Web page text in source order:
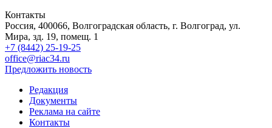
Контакты
Россия, 400066, Волгоградская область, г. Волгоград, ул.
Мира, зд. 19, помещ. 1
+7 (8442) 25-19-25
office@riac34.ru
Предложить новость
Редакция
Документы
Реклама на сайте
Контакты